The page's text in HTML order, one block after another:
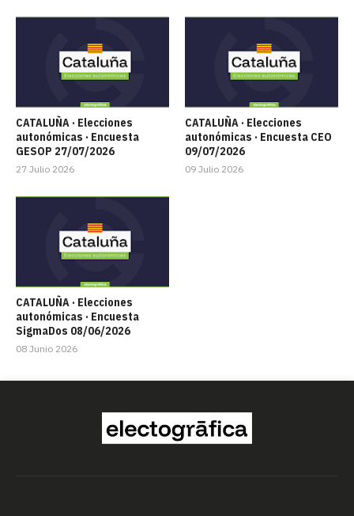
CATALUÑA · Elecciones
autonómicas · Encuesta
GESOP 27/07/2026
27 Julio 2026
CATALUÑA · Elecciones
autonómicas · Encuesta CEO
09/07/2026
09 Julio 2026
CATALUÑA · Elecciones
autonómicas · Encuesta
SigmaDos 08/06/2026
08 Junio 2026